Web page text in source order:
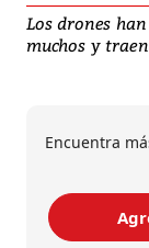
Los drones
muchos y
Encuentra